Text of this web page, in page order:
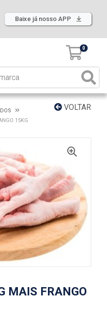
Baixe já nosso APP
0
VOLTAR
15KG
MAIS FRANGO